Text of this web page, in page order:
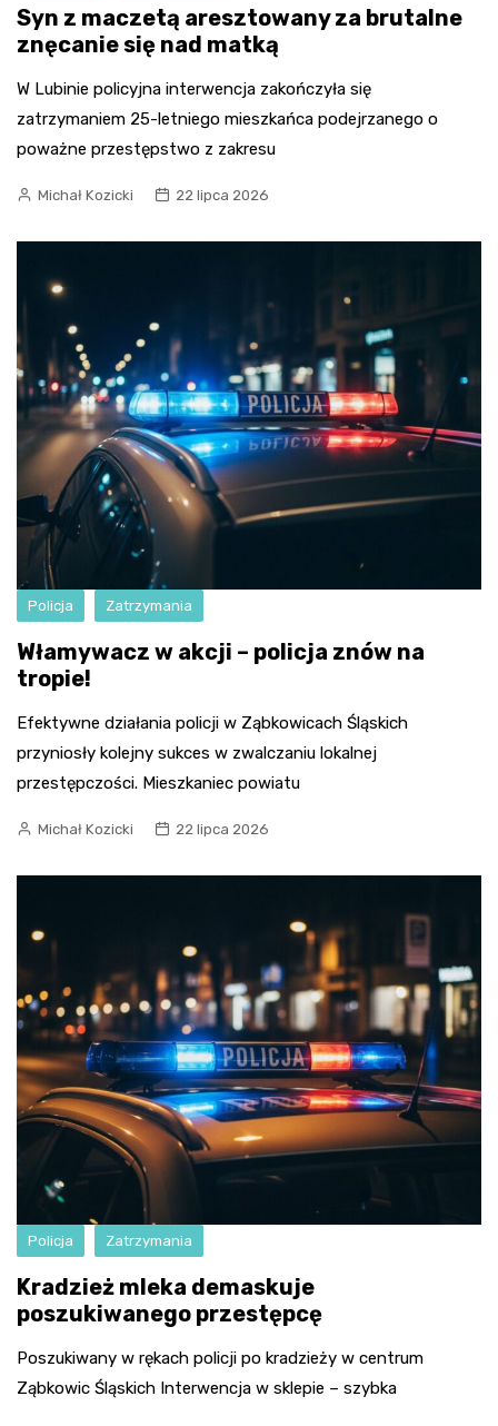
Syn z maczetą aresztowany za brutalne
znęcanie się nad matką
W Lubinie policyjna interwencja zakończyła się
zatrzymaniem 25-letniego mieszkańca podejrzanego o
poważne przestępstwo z zakresu
Michał Kozicki 22 lipca 2026
Policja Zatrzymania
Włamywacz w akcji – policja znów na
tropie!
Efektywne działania policji w Ząbkowicach Śląskich
przyniosły kolejny sukces w zwalczaniu lokalnej
przestępczości. Mieszkaniec powiatu
Michał Kozicki 22 lipca 2026
Policja Zatrzymania
Kradzież mleka demaskuje
poszukiwanego przestępcę
Poszukiwany w rękach policji po kradzieży w centrum
Ząbkowic Śląskich Interwencja w sklepie – szybka